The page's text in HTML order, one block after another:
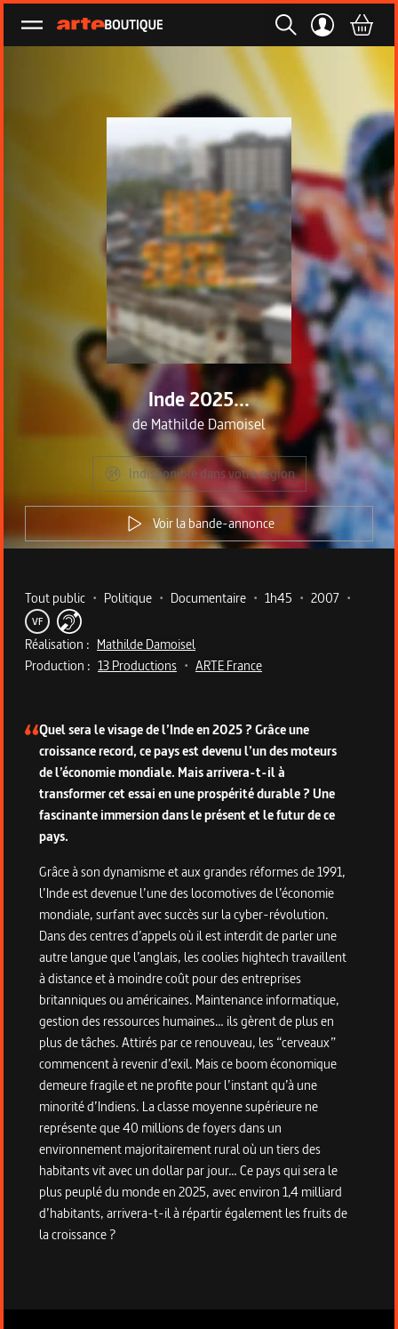
Ouvrir le menu
Inde 2025...
deMathilde Damoisel
Indisponible dans votre région
Voir la bande-annonce
Metadata du programme
Tout public • Politique • Documentaire • 1h45 • 2007 •
VF
Réalisation : Mathilde Damoisel
Production : 13 Productions • ARTE France
Quel sera le visage de l’Inde en 2025 ? Grâce une
croissance record, ce pays est devenu l’un des moteurs
de l’économie mondiale. Mais arrivera-t-il à
transformer cet essai en une prospérité durable ? Une
fascinante immersion dans le présent et le futur de ce
pays.
Grâce à son dynamisme et aux grandes réformes de 1991,
l’Inde est devenue l’une des locomotives de l’économie
mondiale, surfant avec succès sur la cyber-révolution.
Dans des centres d’appels où il est interdit de parler une
autre langue que l’anglais, les coolies hightech travaillent
à distance et à moindre coût pour des entreprises
britanniques ou américaines. Maintenance informatique,
gestion des ressources humaines… ils gèrent de plus en
plus de tâches. Attirés par ce renouveau, les “cerveaux”
commencent à revenir d’exil. Mais ce boom économique
demeure fragile et ne profite pour l’instant qu’à une
minorité d’Indiens. La classe moyenne supérieure ne
représente que 40 millions de foyers dans un
environnement majoritairement rural où un tiers des
habitants vit avec un dollar par jour… Ce pays qui sera le
plus peuplé du monde en 2025, avec environ 1,4 milliard
d’habitants, arrivera-t-il à répartir également les fruits de
la croissance ?